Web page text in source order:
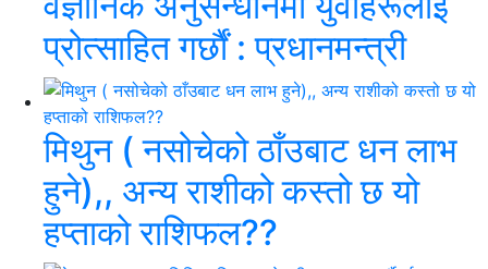
प्रोत्साहित गर्छौं : प्रधानमन्त्री
मिथुन ( नसोचेको ठाँउबाट धन लाभ
हुने),, अन्य राशीको कस्तो छ यो
हप्ताको राशिफल??